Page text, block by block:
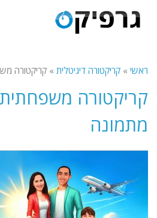
ראשי » קריקטורה דיגיטלית » קריקטורה
קריקטורה משפחתית
מתמונה